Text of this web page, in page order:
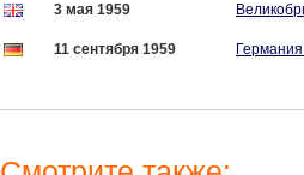
3 мая 1959
11 сентября 1959